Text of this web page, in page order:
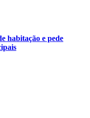
habitação e pede